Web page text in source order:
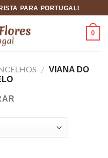
PARA PORTUGAL!
0
/ VIANA DO